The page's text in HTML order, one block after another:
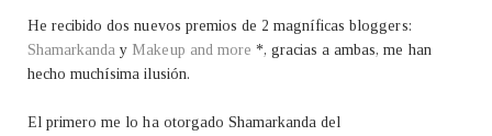
He recibido dos nuevos premios de 2 magníficas bloggers:
Shamarkanda y Makeup and more *, gracias a ambas, me han
hecho muchísima ilusión.
El primero me lo ha otorgado Shamarkanda del